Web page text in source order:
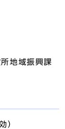
地域振興課
）